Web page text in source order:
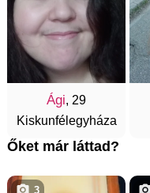
Ági, 29
Kiskunfélegyháza
Őket már láttad?
3